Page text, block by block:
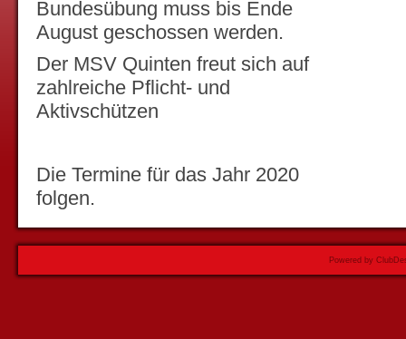
Bundesübung muss bis Ende
August geschossen werden.
Der MSV Quinten freut sich auf
zahlreiche Pflicht- und
Aktivschützen
Die Termine für das Jahr 2020
folgen.
Powered by